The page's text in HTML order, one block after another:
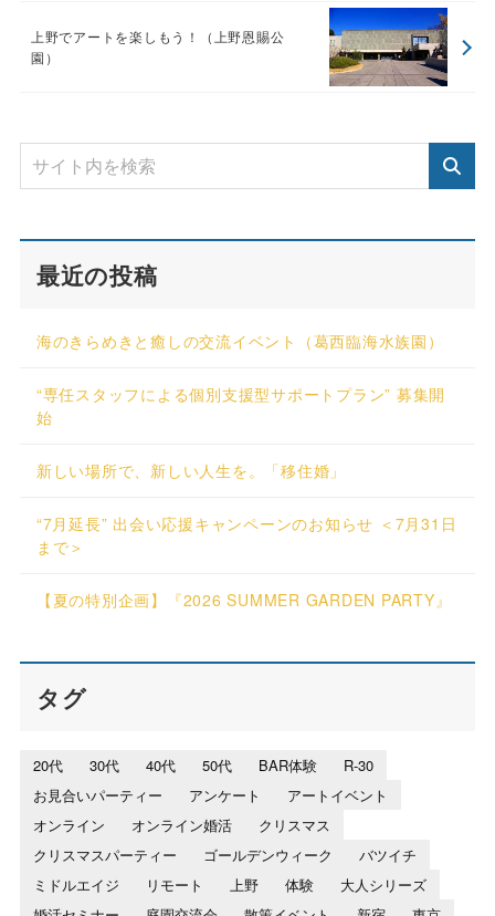
上野でアートを楽しもう！（上野恩賜公
園）
最近の投稿
海のきらめきと癒しの交流イベント（葛西臨海水族園）
“専任スタッフによる個別支援型サポートプラン” 募集開
始
新しい場所で、新しい人生を。「移住婚」
“7月延長” 出会い応援キャンペーンのお知らせ ＜7月31日
まで＞
【夏の特別企画】『2026 SUMMER GARDEN PARTY』
タグ
20代 30代 40代 50代 BAR体験
R-30
お見合いパーティー
アンケート
アートイベント
オンライン
オンライン婚活
クリスマス
クリスマスパーティー
ゴールデンウィーク
バツイチ
ミドルエイジ
リモート 上野 体験
大人シリーズ